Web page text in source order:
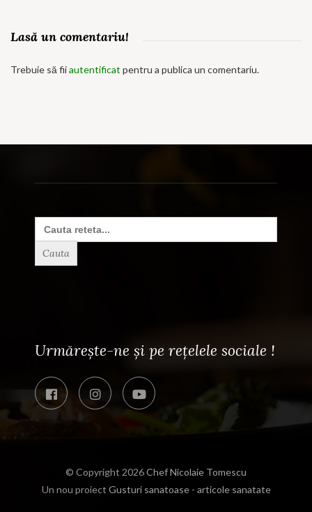
Lasă un comentariu!
Trebuie să fiiautentificat pentru a publica un comentariu.
Search
for:
Urmărește-ne și pe rețelele sociale !
© Copyright 2026Chef Nicolaie Tomescu
Un nou proiect Gusturi sanatoase - articole sanatate